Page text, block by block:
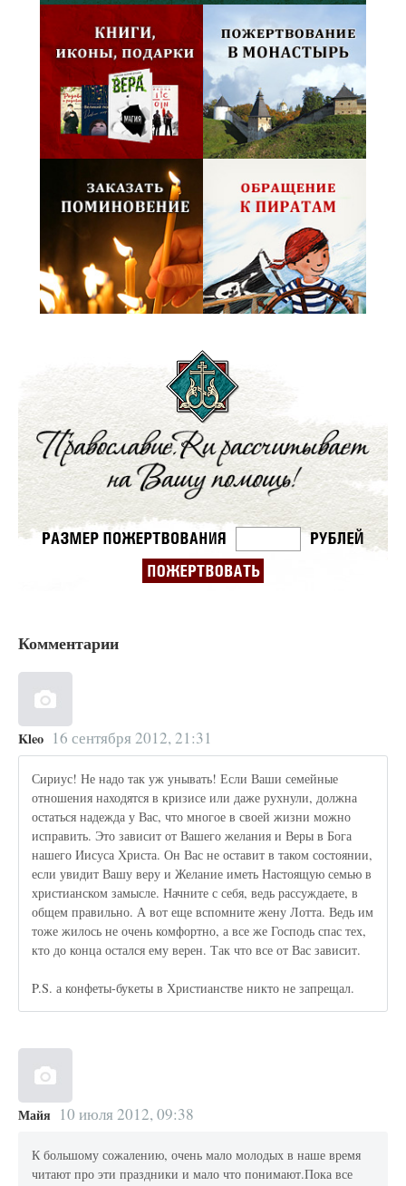
Комментарии
Kleo 16 сентября 2012, 21:31
Сириус! Не надо так уж унывать! Если Ваши семейные
отношения находятся в кризисе или даже рухнули, должна
остаться надежда у Вас, что многое в своей жизни можно
исправить. Это зависит от Вашего желания и Веры в Бога
нашего Иисуса Христа. Он Вас не оставит в таком состоянии,
если увидит Вашу веру и Желание иметь Настоящую семью в
христианском замысле. Начните с себя, ведь рассуждаете, в
общем правильно. А вот еще вспомните жену Лотта. Ведь им
тоже жилось не очень комфортно, а все же Господь спас тех,
кто до конца остался ему верен. Так что все от Вас зависит.
P.S. а конфеты-букеты в Христианстве никто не запрещал.
Майя 10 июля 2012, 09:38
К большому сожалению, очень мало молодых в наше время
читают про эти праздники и мало что понимают.Пока все